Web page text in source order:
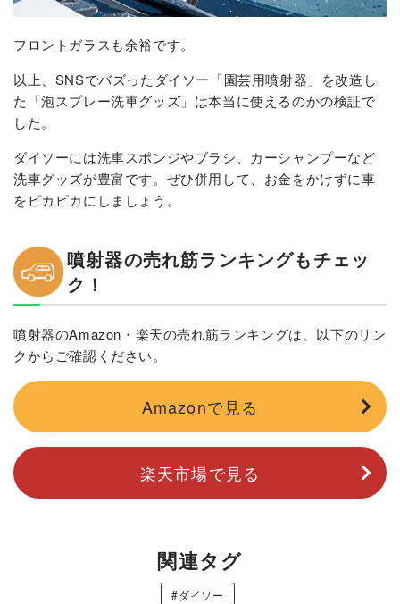
フロントガラスも余裕です。
以上、SNSでバズったダイソー「園芸用噴射器」を改造し
た「泡スプレー洗車グッズ」は本当に使えるのかの検証で
した。
ダイソーには洗車スポンジやブラシ、カーシャンプーなど
洗車グッズが豊富です。ぜひ併用して、お金をかけずに車
をピカピカにしましょう。
噴射器の売れ筋ランキングもチェッ
ク！
噴射器のAmazon・楽天の売れ筋ランキングは、以下のリン
クからご確認ください。
Amazonで見る
楽天市場で見る
関連タグ
#ダイソー